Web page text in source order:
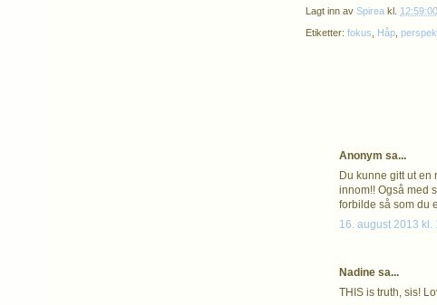
Lagt inn av Spirea kl.
Etiketter: fokus Håp
Anonym sa...
Du kunne gitt ut
innom!! Også med
forbilde så som du
16. august 2013 kl.
Nadine sa...
THIS is truth, sis!